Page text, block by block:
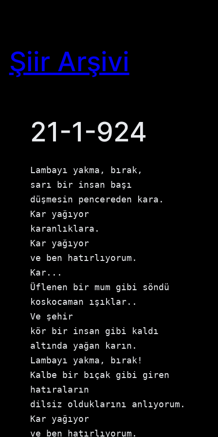
Şiir Arşivi
21-1-924
Lambayı yakma, bırak,
sarı bir insan başı
düşmesin pencereden kara.
Kar yağıyor
karanlıklara.
Kar yağıyor
ve ben hatırlıyorum.
Kar...
Üflenen bir mum gibi söndü
koskocaman ışıklar..
Ve şehir
kör bir insan gibi kaldı
altında yağan karın.
Lambayı yakma, bırak!
Kalbe bir bıçak gibi giren
hatıraların
dilsiz olduklarını anlıyorum.
Kar yağıyor
ve ben hatırlıyorum.